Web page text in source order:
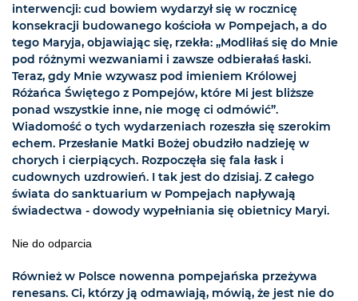
interwencji: cud bowiem wydarzył się w rocznicę
konsekracji budowanego kościoła w Pompejach, a do
tego Maryja, objawiając się, rzekła: „Modliłaś się do Mnie
pod różnymi wezwaniami i zawsze odbierałaś łaski.
Teraz, gdy Mnie wzywasz pod imieniem Królowej
Różańca Świętego z Pompejów, które Mi jest bliższe
ponad wszystkie inne, nie mogę ci odmówić”.
Wiadomość o tych wydarzeniach rozeszła się szerokim
echem. Przesłanie Matki Bożej obudziło nadzieję w
chorych i cierpiących. Rozpoczęła się fala łask i
cudownych uzdrowień. I tak jest do dzisiaj. Z całego
świata do sanktuarium w Pompejach napływają
świadectwa - dowody wypełniania się obietnicy Maryi.
Nie do odparcia
Również w Polsce nowenna pompejańska przeżywa
renesans. Ci, którzy ją odmawiają, mówią, że jest nie do